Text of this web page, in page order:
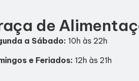
de
a Sábado: 10h às 22h
e Feriados: 12h às 21h